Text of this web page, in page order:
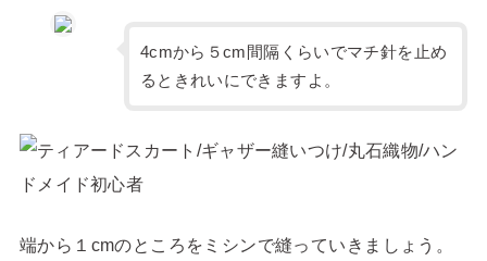
4cmから５cm間隔くらいでマチ針を止め
るときれいにできますよ。
端から１cmのところをミシンで縫っていきましょう。